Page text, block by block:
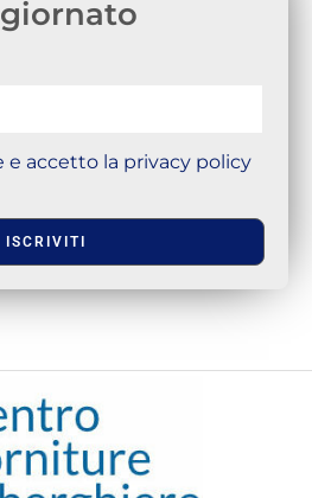
e accetto la privacy policy
ISCRIVITI